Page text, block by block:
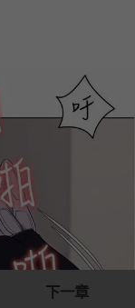
下一章